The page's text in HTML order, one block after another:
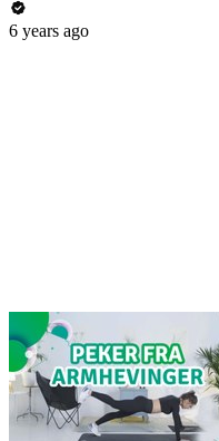
6 years ago